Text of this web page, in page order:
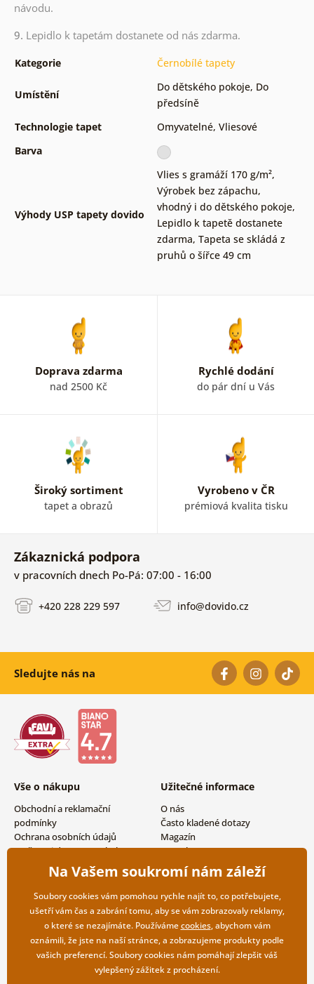
návodu.
9. Lepidlo k tapetám dostanete od nás zdarma.
Kategorie Černobílé tapety
Umístění
Do dětského pokoje, Do
předsíně
Technologie tapet
Omyvatelné, Vliesové
Barva
Výhody USP tapety dovido
Vlies s gramáží 170 g/m²,
Výrobek bez zápachu,
vhodný i do dětského pokoje,
Lepidlo k tapetě dostanete
zdarma, Tapeta se skládá z
pruhů o šířce 49 cm
Doprava zdarma
nad 2500 Kč
Rychlé dodání
do pár dní u Vás
Široký sortiment
tapet a obrazů
Vyrobeno v ČR
prémiová kvalita tisku
Zákaznická podpora
v pracovních dnech Po-Pá: 07:00 - 16:00
+420 228 229 597 info@dovido.cz
Sledujte nás na
Vše o nákupu
Obchodní a reklamační
podmínky
Ochrana osobních údajů
Možnosti dopravy a platby
Vrácení zboží
Užitečné informace
O nás
Často kladené dotazy
Magazín
Kontakty
Velkoobchodní spolupráce
Na Vašem soukromí nám záleží
Soubory cookies vám pomohou rychle najít to, co potřebujete,
ušetří vám čas a zabrání tomu, aby se vám zobrazovaly reklamy,
o které se nezajímáte. Používámecookies, abychom vám
oznámili, že jste na naší stránce, a zobrazujeme produkty podle
vašich preferencí. Soubory cookies nám pomáhají zlepšit váš
vylepšený zážitek z procházení.